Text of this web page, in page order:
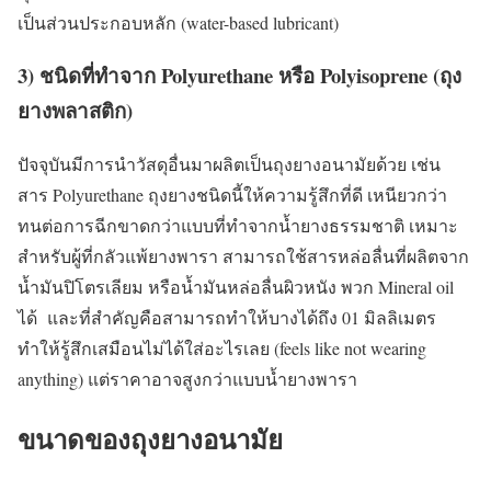
เป็นส่วนประกอบหลัก (water-based lubricant)
3) ชนิดที่ทำจาก Polyurethane หรือ Polyisoprene (ถุง
ยางพลาสติก)
ปัจจุบันมีการนำวัสดุอื่นมาผลิตเป็นถุงยางอนามัยด้วย เช่น
สาร Polyurethane ถุงยางชนิดนี้ให้ความรู้สึกที่ดี เหนียวกว่า
ทนต่อการฉีกขาดกว่าแบบที่ทำจากน้ำยางธรรมชาติ เหมาะ
สำหรับผู้ที่กลัวแพ้ยางพารา สามารถใช้สารหล่อลื่นที่ผลิตจาก
น้ำมันปิโตรเลียม หรือน้ำมันหล่อลื่นผิวหนัง พวก Mineral oil
ได้ และที่สำคัญคือสามารถทำให้บางได้ถึง 01 มิลลิเมตร
ทำให้รู้สึกเสมือนไม่ได้ใส่อะไรเลย (feels like not wearing
anything) แต่ราคาอาจสูงกว่าแบบน้ำยางพารา
ขนาดของถุงยางอนามัย